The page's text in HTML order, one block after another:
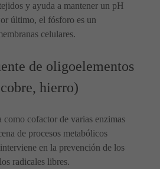
y ayuda a mantener un pH
último, el fósforo es un
celulares.
de oligoelementos
hierro)
como cofactor de varias enzimas
de procesos metabólicos
en la prevención de los
radicales libres.